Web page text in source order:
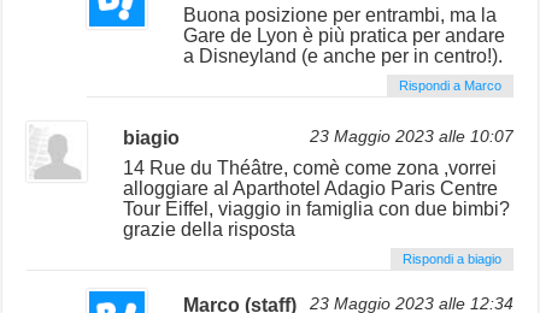
Buona posizione per entrambi, ma la
Gare de Lyon è più pratica per andare
a Disneyland (e anche per in centro!).
Rispondi a Marco
biagio 23 Maggio 2023 alle 10:07
14 Rue du Théâtre, comè come zona ,vorrei
alloggiare al Aparthotel Adagio Paris Centre
Tour Eiffel, viaggio in famiglia con due bimbi?
grazie della risposta
Rispondi a biagio
Marco (staff) 23 Maggio 2023 alle 12:34